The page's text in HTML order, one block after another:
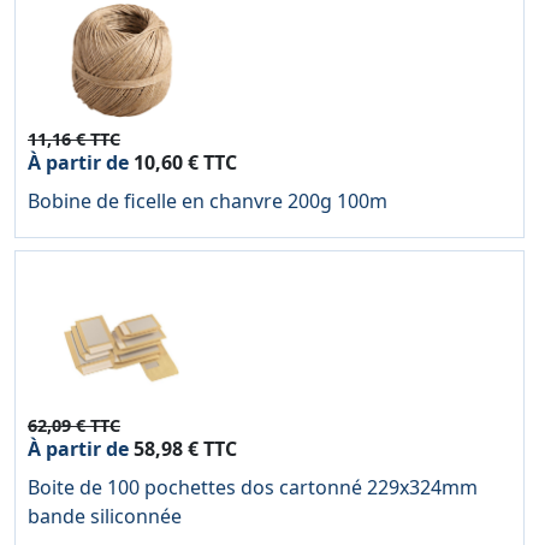
11,16 € TTC
À partir de 10,60 € TTC
Bobine de ficelle en chanvre 200g 100m
62,09 € TTC
À partir de58,98 € TTC
Boite de 100 pochettes dos cartonné 229x324mm
bande siliconnée